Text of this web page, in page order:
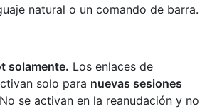
natural o un comando de barra.
solamente. Los enlaces de
solo para nuevas sesiones
se activan en la reanudación y no